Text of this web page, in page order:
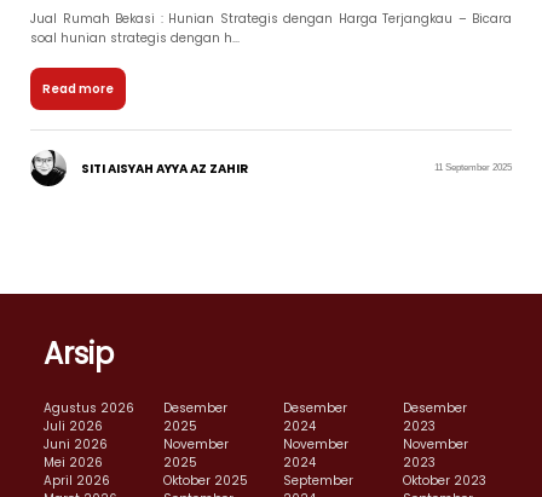
Jual Rumah Bekasi : Hunian Strategis dengan Harga Terjangkau – Bicara
soal hunian strategis dengan h...
Read more
SITI AISYAH AYYA AZ ZAHIR 11 September 2025
Arsip
Agustus 2026
Juli 2026
Juni 2026
Mei 2026
April 2026
Desember
2025
November
2025
Oktober 2025
Desember
2024
November
2024
September
Desember
2023
November
2023
Oktober 2023